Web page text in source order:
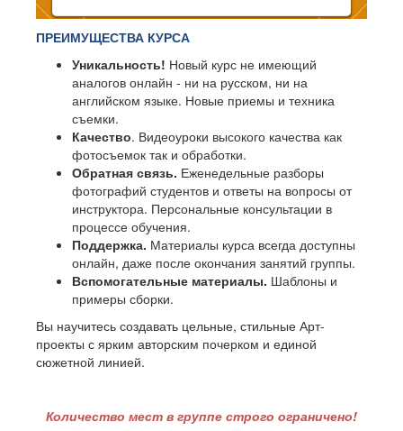
ПРЕИМУЩЕСТВА КУРСА
Уникальность! Новый курс не имеющий
аналогов онлайн - ни на русском, ни на
английском языке. Новые приемы и техника
съемки.
Качество. Видеоуроки высокого качества как
фотосъемок так и обработки.
Обратная связь. Еженедельные разборы
фотографий студентов и ответы на вопросы от
инструктора. Персональные консультации в
процессе обучения.
Поддержка. Материалы курса всегда доступны
онлайн, даже после окончания занятий группы.
Вспомогательные материалы. Шаблоны и
примеры сборки.
Вы научитесь создавать цельные, стильные Арт-
проекты с ярким авторским почерком и единой
сюжетной линией.
Количество мест в группе строго ограничено!